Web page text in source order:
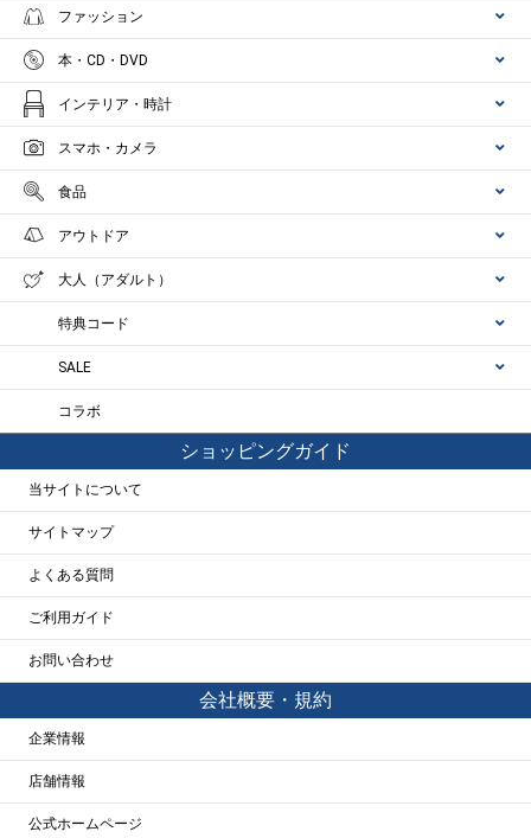
ファッション
本・CD・DVD
インテリア・時計
スマホ・カメラ
食品
アウトドア
大人（アダルト）
特典コード
SALE
コラボ
ショッピングガイド
当サイトについて
サイトマップ
よくある質問
ご利用ガイド
お問い合わせ
会社概要・規約
企業情報
店舗情報
公式ホームページ